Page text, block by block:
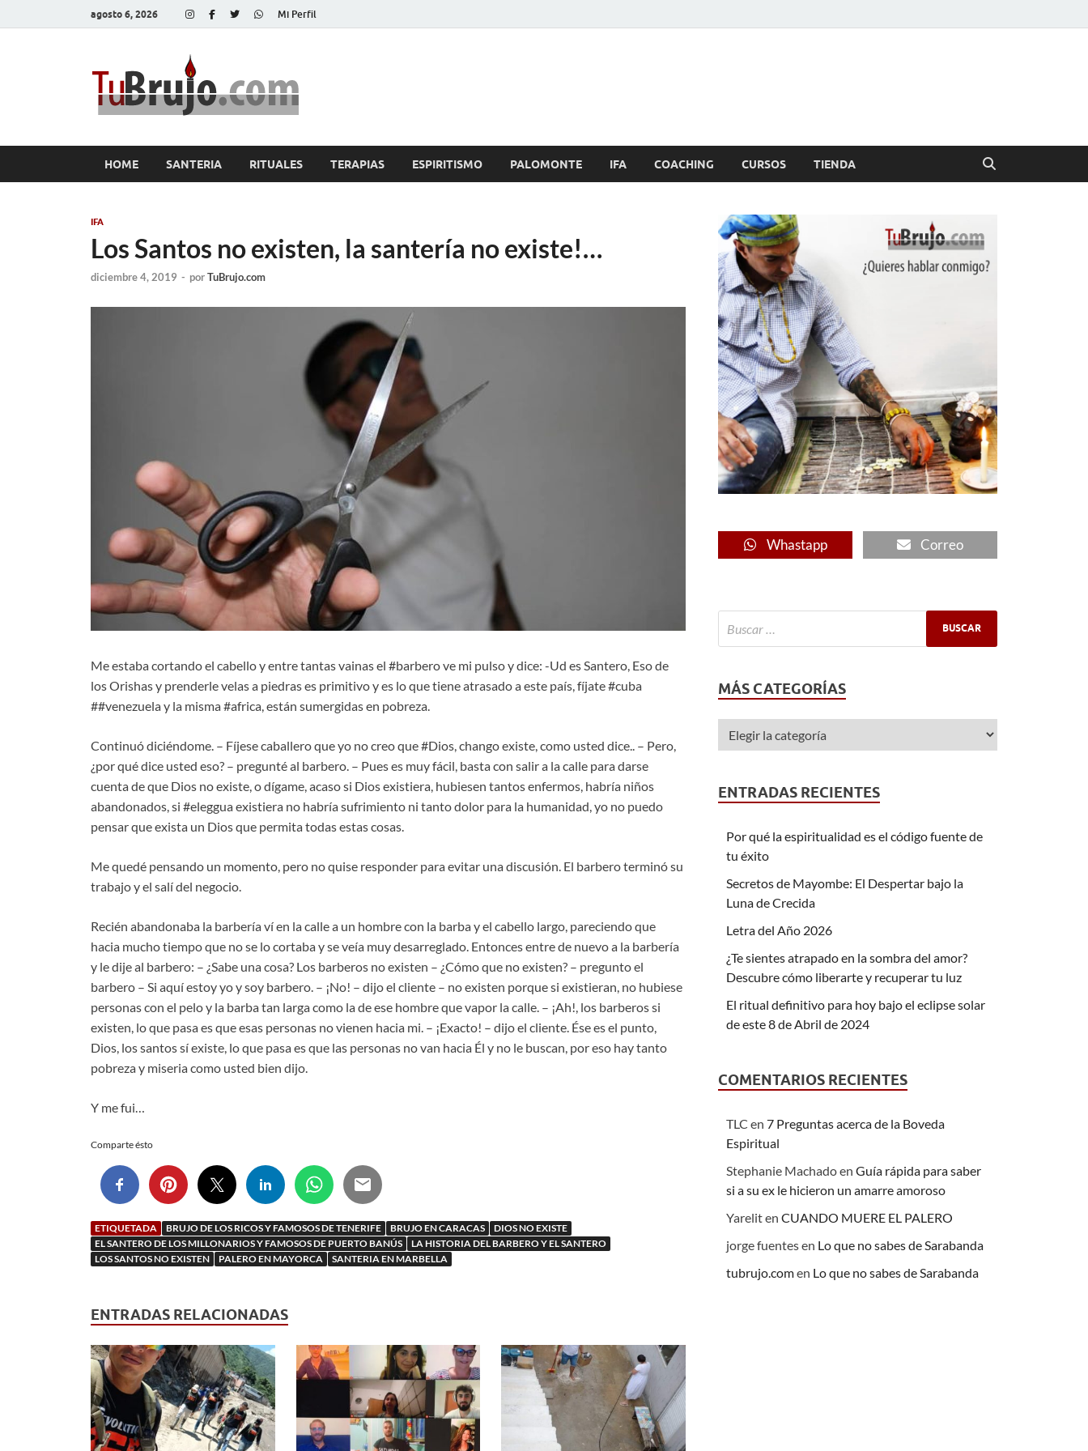
agosto 6, 2026 Mi Perfil
HOME SANTERIA RITUALES TERAPIAS ESPIRITISMO PALOMONTE IFA COACHING CURSOS TIENDA
IFA
Los Santos no existen, la santería no existe!…
diciembre 4, 2019 - porTuBrujo.com
Me estaba cortando el cabello y entre tantas vainas el #barbero ve mi pulso y dice: -Ud es Santero, Eso de
los Orishas y prenderle velas a piedras es primitivo y es lo que tiene atrasado a este país, fíjate #cuba
##venezuela y la misma #africa, están sumergidas en pobreza.
Continuó diciéndome. – Fíjese caballero que yo no creo que #Dios, chango existe, como usted dice.. – Pero,
¿por qué dice usted eso? – pregunté al barbero. – Pues es muy fácil, basta con salir a la calle para darse
cuenta de que Dios no existe, o dígame, acaso si Dios existiera, hubiesen tantos enfermos, habría niños
abandonados, si #eleggua existiera no habría sufrimiento ni tanto dolor para la humanidad, yo no puedo
pensar que exista un Dios que permita todas estas cosas.
Me quedé pensando un momento, pero no quise responder para evitar una discusión. El barbero terminó su
trabajo y el salí del negocio.
Recién abandonaba la barbería ví en la calle a un hombre con la barba y el cabello largo, pareciendo que
hacia mucho tiempo que no se lo cortaba y se veía muy desarreglado. Entonces entre de nuevo a la barbería
y le dije al barbero: – ¿Sabe una cosa? Los barberos no existen – ¿Cómo que no existen? – pregunto el
barbero – Si aquí estoy yo y soy barbero. – ¡No! – dijo el cliente – no existen porque si existieran, no hubiese
personas con el pelo y la barba tan larga como la de ese hombre que vapor la calle. – ¡Ah!, los barberos si
existen, lo que pasa es que esas personas no vienen hacia mi. – ¡Exacto! – dijo el cliente. Ése es el punto,
Dios, los santos sí existe, lo que pasa es que las personas no van hacia Él y no le buscan, por eso hay tanto
pobreza y miseria como usted bien dijo.
Y me fui…
Comparte ésto
ETIQUETADA BRUJO DE LOS RICOS Y FAMOSOS DE TENERIFE BRUJO EN CARACAS
DIOS NO EXISTE
EL SANTERO DE LOS MILLONARIOS Y FAMOSOS DE PUERTO BANÚS
LA HISTORIA DEL BARBERO Y EL SANTERO
LOS SANTOS NO EXISTEN
PALERO EN MAYORCA SANTERIA EN MARBELLA
ENTRADAS RELACIONADAS
Whastapp Correo
MÁS CATEGORÍAS
ENTRADAS RECIENTES
Por qué la espiritualidad es el código fuente de
tu éxito
Secretos de Mayombe: El Despertar bajo la
Luna de Crecida
Letra del Año 2026
¿Te sientes atrapado en la sombra del amor?
Descubre cómo liberarte y recuperar tu luz
El ritual definitivo para hoy bajo el eclipse solar
de este 8 de Abril de 2024
COMENTARIOS RECIENTES
TLC en7 Preguntas acerca de la Boveda
Espiritual
Stephanie MachadoenGuía rápida para saber
si a su ex le hicieron un amarre amoroso
YarelitenCUANDO MUERE EL PALERO
jorge fuentesen Lo que no sabes de Sarabanda
tubrujo.comen Lo que no sabes de Sarabanda